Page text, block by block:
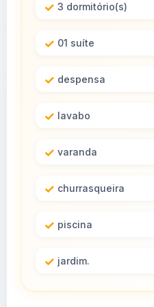
3 dormitório(s)
01 suíte
despensa
lavabo
varanda
churrasqueira
piscina
jardim.